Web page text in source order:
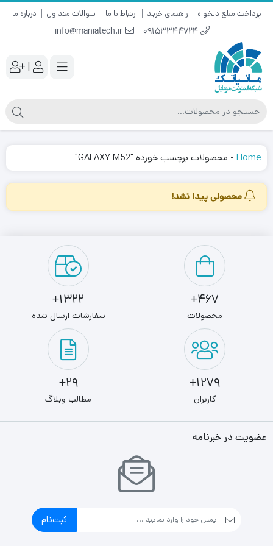
پرداخت مبلغ دلخواه راهنمای خرید ارتباط با ما سوالات متداول درباره ما
09153344724
info@maniatech.ir
|
Home
- محصولات برچسب خورده "GALAXY M52"
محصولی پیدا نشد!
467+
محصولات
1322+
سفارشات ارسال شده
1279+
کاربران
29+
مطالب وبلاگ
عضویت در خبرنامه
ثبت‌نام